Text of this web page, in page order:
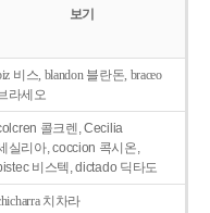
보기
비스, blandon 블란돈, braceo
라세오
콜크렌, Cecilia
실리아, coccion 콕시온,
비스텍, dictado 딕타도
치차라